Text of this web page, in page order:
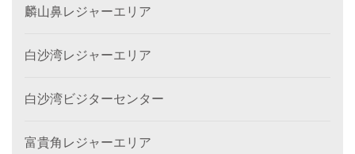
麟山鼻レジャーエリア
白沙湾レジャーエリア
白沙湾ビジターセンター
富貴角レジャーエリア